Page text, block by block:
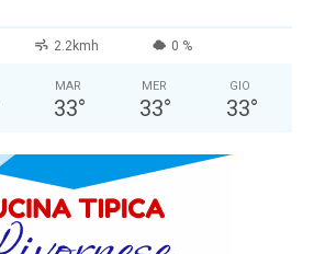
2.2kmh 0 %
MAR
33°
MER
33°
GIO
33°